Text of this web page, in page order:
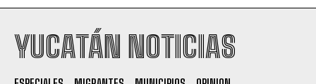
YUCATÁN NOTICIAS